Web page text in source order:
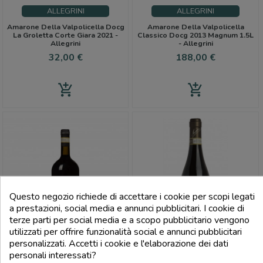
ALLEGRINI
Amarone Della Valpolicella Docg
La Groletta Corte Giara 2021 -
Allegrini
Prezzo
32,00 €
add_shopping_cart
ALLEGRINI
Amarone Della Valpolicella
Classico Docg 2013 Magnum 1.5L
- Allegrini
Prezzo
188,00 €
add_shopping_cart
Preferiti
Questo negozio richiede di accettare i cookie per scopi legati
a prestazioni, social media e annunci pubblicitari. I cookie di
terze parti per social media e a scopo pubblicitario vengono
utilizzati per offrire funzionalità social e annunci pubblicitari
personalizzati. Accetti i cookie e l'elaborazione dei dati
personali interessati?